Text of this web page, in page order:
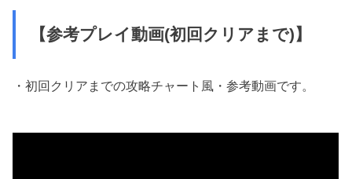
【参考プレイ動画(初回クリアまで)】
・初回クリアまでの攻略チャート風・参考動画です。